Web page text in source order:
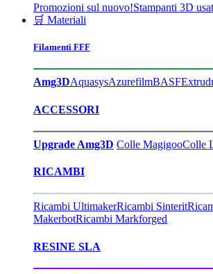
Promozioni sul nuovo!Stampanti 3D
🛒 Materiali
Filamenti FFF
Amg3DAquasysAzurefilmBASF
ACCESSORI
Upgrade Amg3D Colle MagigooColle
RICAMBI
Ricambi UltimakerRicambi Sinterit
MakerbotRicambi Markforged
RESINE SLA